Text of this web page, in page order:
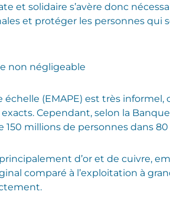
et solidaire s’avère donc
et protéger les personnes qui
non négligeable
(EMAPE) est très informel,
Cependant, selon la
150 millions de personnes dans
d’or et de cuivre,
comparé à l’exploitation à